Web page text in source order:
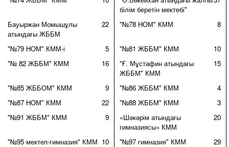
білім беретін мектебі"
Бауыржан Момышұлы
атындағы ЖББМ
22 "№78 НОМ" КММ 8
"№79 НОМ" КММ-і 5 "№81 ЖББМ" КММ
10
"№ 82 ЖББМ" КММ
16
"Ғ. Мұстафин атындағы
ЖББМ" КММ
15
"№85 ЖББОМ" КММ 9 "№86 ЖББМ" КММ
4
"№87 НОМ" КММ
22 "№88 ЖББМ" КММ
3
"№91 ЖББМ" КММ
9
«Шәкәрім атындағы
гимназиясы» КММ
20
"№95 мектеп-гимназия" КММ 10 "№97 гимназия" КММ
29